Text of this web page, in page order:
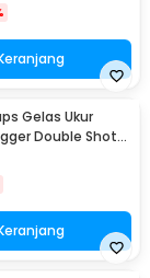
Gelas Ukur
Double Shot
- LE2